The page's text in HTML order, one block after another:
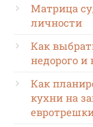
Матрица
личности
Как
недорого и
Как
кухни на